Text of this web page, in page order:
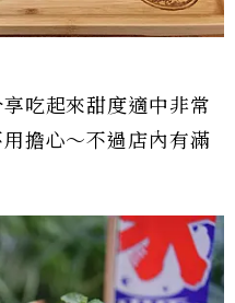
吃起來甜度適中非常
擔心～不過店內有滿